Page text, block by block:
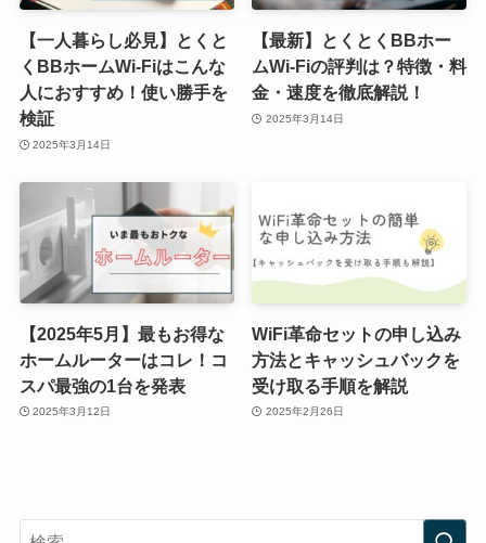
【一人暮らし必見】とくと
くBBホームWi-Fiはこんな
人におすすめ！使い勝手を
検証
2025年3月14日
【最新】とくとくBBホー
ムWi-Fiの評判は？特徴・料
金・速度を徹底解説！
2025年3月14日
【2025年5月】最もお得な
ホームルーターはコレ！コ
スパ最強の1台を発表
2025年3月12日
WiFi革命セットの申し込み
方法とキャッシュバックを
受け取る手順を解説
2025年2月26日